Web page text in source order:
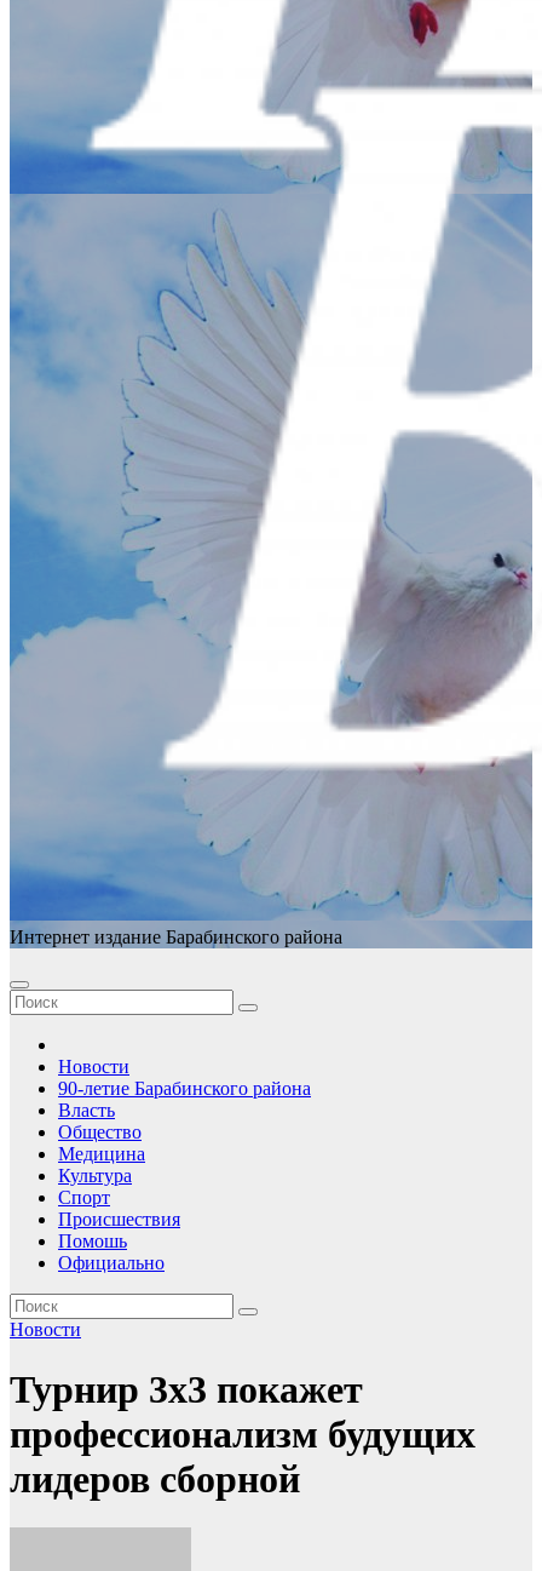
Интернет издание Барабинского района
Новости
90-летие Барабинского района
Власть
Общество
Медицина
Культура
Спорт
Происшествия
Помошь
Официально
Новости
Турнир 3х3 покажет
профессионализм будущих
лидеров сборной